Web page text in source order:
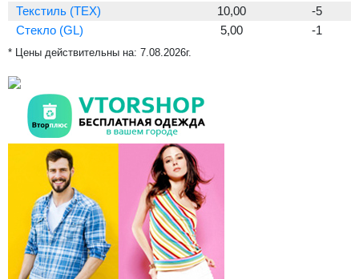
Текстиль (TEX)
10,00
-5
Стекло (GL)
5,00 -1
* Цены действительны на: 7.08.2026г.